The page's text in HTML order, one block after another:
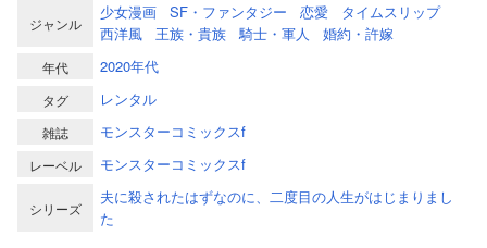
ジャンル
少女漫画 SF・ファンタジー 恋愛
タイムスリップ
西洋風
王族・貴族 騎士・軍人 婚約・許嫁
年代 2020年代
タグ レンタル
雑誌 モンスターコミックスf
レーベル モンスターコミックスf
シリーズ
夫に殺されたはずなのに、二度目の人生がはじまりまし
た